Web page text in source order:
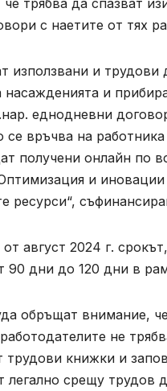
с наетите от тях
използвани и трудови
насажденията и
еднодневни
връчва на
получени онлайн по
и
ресурси“,
август 2024 г.
90 дни до 120 дни в
обръщат внимание,
не
книжки и
легално срещу трудов